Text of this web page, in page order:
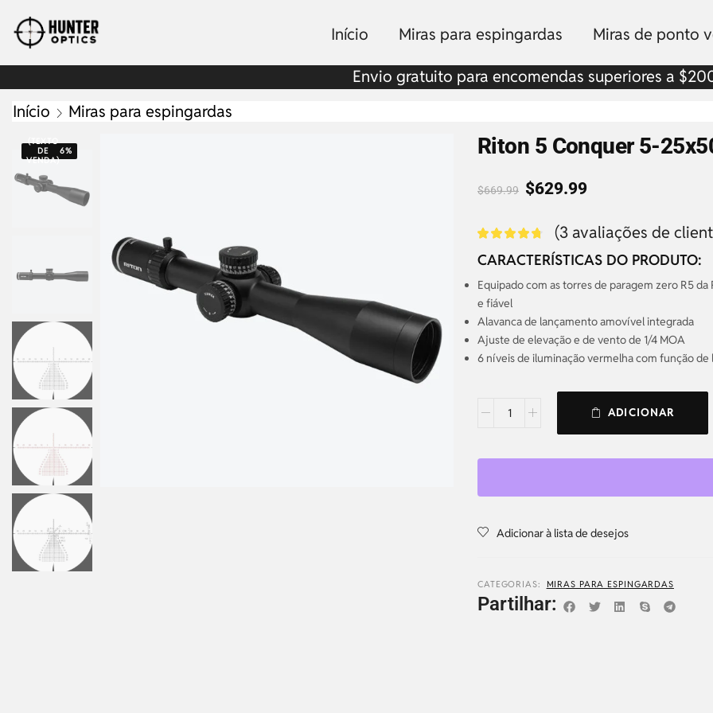
Início Miras para espingardas Miras de ponto
Envio gratuito para encomendas superiores a
Início
Miras para espingardas
(TEXTO
DE
VENDA)
6% Riton 5 Conquer 5-
$669.99 $629.99
(3 avaliações de
CARACTERÍSTICAS DO PRODUTO:
Equipado com as torres de paragem zero R5
e fiável
Alavanca de lançamento amovível integrada
Ajuste de elevação e de vento de 1/4 MOA
6 níveis de iluminação vermelha com função
ADICIONAR
Adicionar à lista de desejos
CATEGORIAS: MIRAS PARA ESPINGARDAS
Partilhar: